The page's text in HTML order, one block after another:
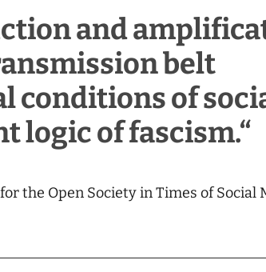
and
belt
conditions of
logic of fascism.“
the Open Society in Times of Social